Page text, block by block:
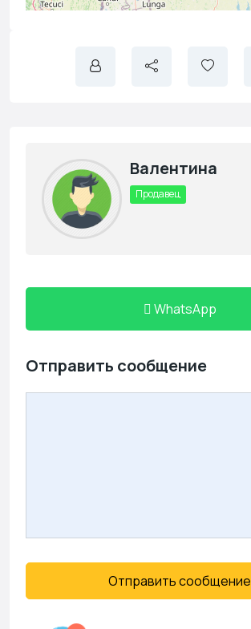
Валентина
Продавец
WhatsApp
Отправить сообщение
Отправить сообщение